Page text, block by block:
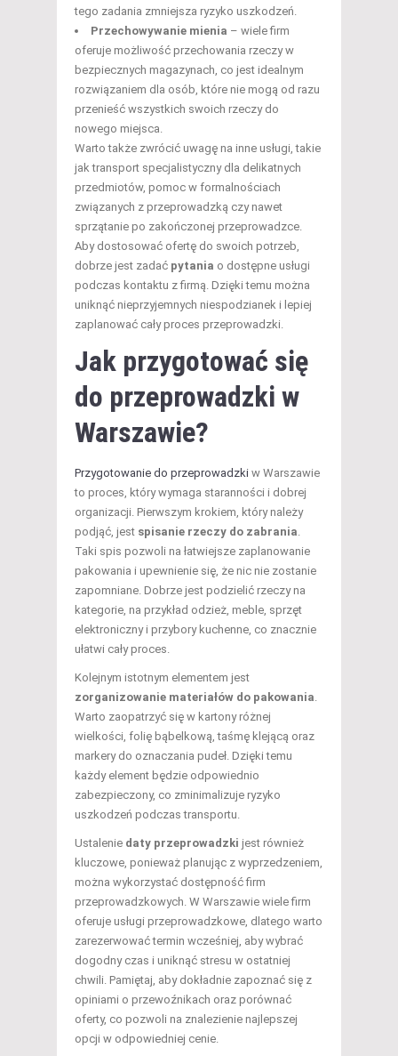
tego zadania zmniejsza ryzyko uszkodzeń.
Przechowywanie mienia – wiele firm
oferuje możliwość przechowania rzeczy w
bezpiecznych magazynach, co jest idealnym
rozwiązaniem dla osób, które nie mogą od razu
przenieść wszystkich swoich rzeczy do
nowego miejsca.
Warto także zwrócić uwagę na inne usługi, takie
jak transport specjalistyczny dla delikatnych
przedmiotów, pomoc w formalnościach
związanych z przeprowadzką czy nawet
sprzątanie po zakończonej przeprowadzce.
Aby dostosować ofertę do swoich potrzeb,
dobrze jest zadać pytania o dostępne usługi
podczas kontaktu z firmą. Dzięki temu można
uniknąć nieprzyjemnych niespodzianek i lepiej
zaplanować cały proces przeprowadzki.
Jak przygotować się
do przeprowadzki w
Warszawie?
Przygotowanie do przeprowadzki w Warszawie
to proces, który wymaga staranności i dobrej
organizacji. Pierwszym krokiem, który należy
podjąć, jest spisanie rzeczy do zabrania.
Taki spis pozwoli na łatwiejsze zaplanowanie
pakowania i upewnienie się, że nic nie zostanie
zapomniane. Dobrze jest podzielić rzeczy na
kategorie, na przykład odzież, meble, sprzęt
elektroniczny i przybory kuchenne, co znacznie
ułatwi cały proces.
Kolejnym istotnym elementem jest
zorganizowanie materiałów do pakowania.
Warto zaopatrzyć się w kartony różnej
wielkości, folię bąbelkową, taśmę klejącą oraz
markery do oznaczania pudeł. Dzięki temu
każdy element będzie odpowiednio
zabezpieczony, co zminimalizuje ryzyko
uszkodzeń podczas transportu.
Ustalenie daty przeprowadzki jest również
kluczowe, ponieważ planując z wyprzedzeniem,
można wykorzystać dostępność firm
przeprowadzkowych. W Warszawie wiele firm
oferuje usługi przeprowadzkowe, dlatego warto
zarezerwować termin wcześniej, aby wybrać
dogodny czas i uniknąć stresu w ostatniej
chwili. Pamiętaj, aby dokładnie zapoznać się z
opiniami o przewoźnikach oraz porównać
oferty, co pozwoli na znalezienie najlepszej
opcji w odpowiedniej cenie.